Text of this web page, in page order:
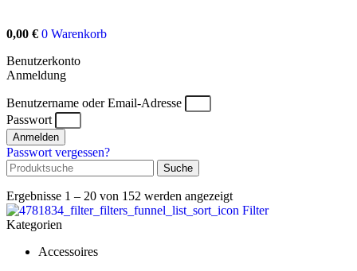
0,00 € 0 Warenkorb
Benutzerkonto
Anmeldung
Benutzername oder Email-Adresse
Passwort
Anmelden
Passwort vergessen?
Suche
Ergebnisse 1 – 20 von 152 werden angezeigt
Filter
Kategorien
Accessoires